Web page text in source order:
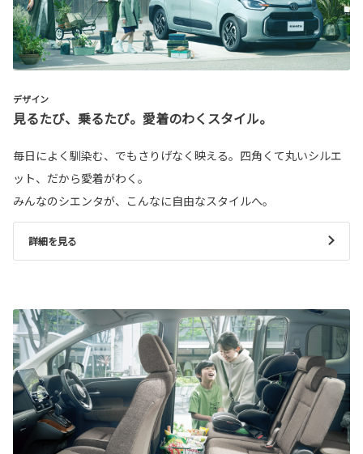
デザイン
見るたび、乗るたび。愛着のわくスタイル。
毎日によく馴染む、でもさりげなく映える。四角くて丸いシルエ
ット、だから愛着がわく。
みんなのシエンタが、こんなに自由なスタイルへ。
詳細を見る